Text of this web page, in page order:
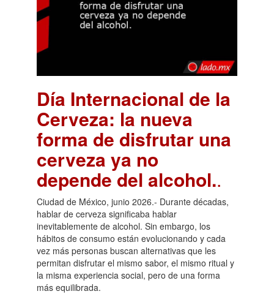
Día Internacional de la
Cerveza: la nueva
forma de disfrutar una
cerveza ya no
depende del alcohol..
Ciudad de México, junio 2026.- Durante décadas,
hablar de cerveza significaba hablar
inevitablemente de alcohol. Sin embargo, los
hábitos de consumo están evolucionando y cada
vez más personas buscan alternativas que les
permitan disfrutar el mismo sabor, el mismo ritual y
la misma experiencia social, pero de una forma
más equilibrada.